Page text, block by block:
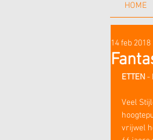
HOME
14 feb 2018
ETTEN -
Veel
vrijwel